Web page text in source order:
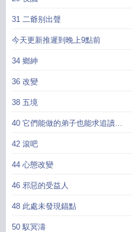
31 二爺别出聲
今天更新推遲到晚上9點前
34 鄉紳
36 改變
38 五境
40 它們能做的弟子也能求追讀求
月票
42 滾吧
44 心態改變
46 邪惡的受益人
48 此處未發現錨點
50 馭冥濤